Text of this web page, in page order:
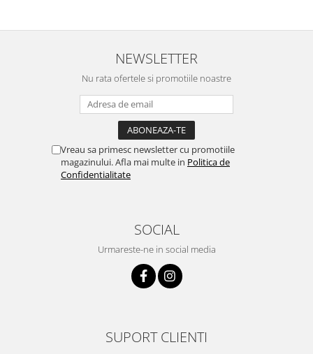
NEWSLETTER
Nu rata ofertele si promotiile noastre
Vreau sa primesc newsletter cu promotiile
magazinului. Afla mai multe in Politica de
Confidentialitate
SOCIAL
Urmareste-ne in social media
SUPORT CLIENTI